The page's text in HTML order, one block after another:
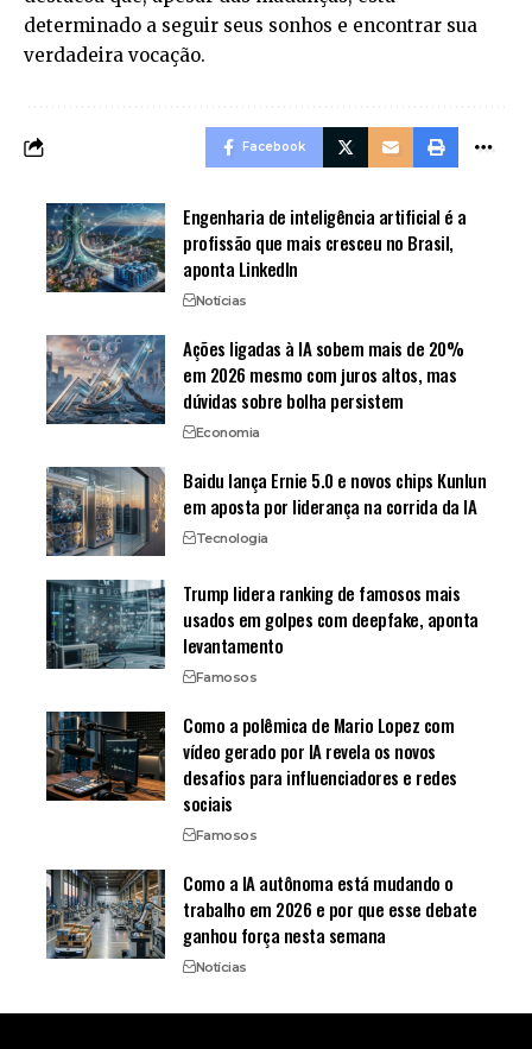
determinado a seguir seus sonhos e encontrar sua
verdadeira vocação.
Facebook
Engenharia de inteligência artificial é a
profissão que mais cresceu no Brasil,
aponta LinkedIn
Notícias
Ações ligadas à IA sobem mais de 20%
em 2026 mesmo com juros altos, mas
dúvidas sobre bolha persistem
Economia
Baidu lança Ernie 5.0 e novos chips Kunlun
em aposta por liderança na corrida da IA
Tecnologia
Trump lidera ranking de famosos mais
usados em golpes com deepfake, aponta
levantamento
Famosos
Como a polêmica de Mario Lopez com
vídeo gerado por IA revela os novos
desafios para influenciadores e redes
sociais
Famosos
Como a IA autônoma está mudando o
trabalho em 2026 e por que esse debate
ganhou força nesta semana
Notícias